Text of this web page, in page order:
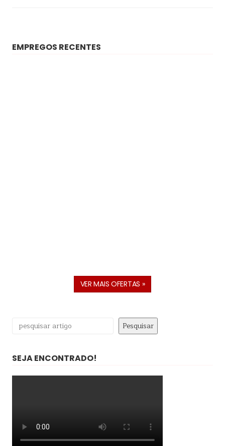
EMPREGOS RECENTES
VER MAIS OFERTAS »
Pesquisar Pesquisar
SEJA ENCONTRADO!